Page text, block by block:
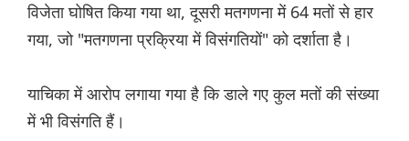
विजेता घोषित किया गया था, दूसरी मतगणना में 64 मतों से हार
गया, जो "मतगणना प्रक्रिया में विसंगतियों" को दर्शाता है।
याचिका में आरोप लगाया गया है कि डाले गए कुल मतों की संख्या
में भी विसंगति हैं।